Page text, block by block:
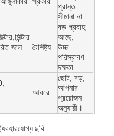
প্রান্ত
সীমানা না
জাল
বৈশিষ্ট্য
বড় প্রবাহ
আছে,
উচ্চ
পরিস্রাবণ
দক্ষতা
আকার
ছোট, বড়,
আপনার
প্রয়োজন
অনুযায়ী।
ছবি